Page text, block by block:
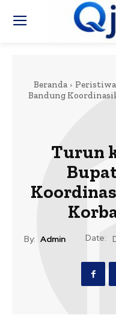
Beranda Peristiwa
Bandung
Turun
By: Admin Date: